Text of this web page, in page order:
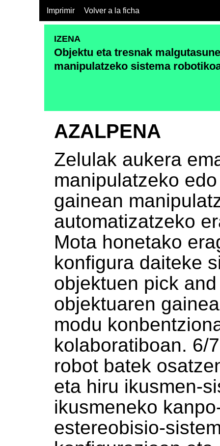
Imprimir Volver a la ficha
IZENA
Objektu eta tresnak
manipulatzeko sistema
AZALPENA
Zelulak aukera
manipulatzeko
gainean
automatizatzeko
Mota honetako
konfigura daiteke
objektuen pick
objektuaren
modu
kolaboratiboan. 6/
robot batek
eta hiru ikusmen-
ikusmeneko
estereobisio-